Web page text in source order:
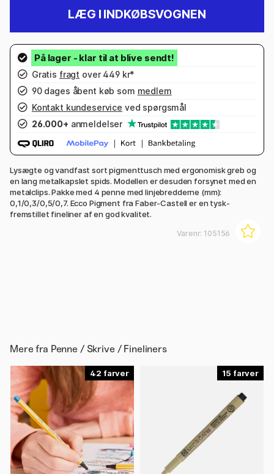
LÆG I INDKØBSVOGNEN
Gratis fragt over 449 kr*
90 dages åbent køb som medlem
Kontakt kundeservice ved spørgsmål
26.000+ anmeldelser
Lysægte og vandfast sort pigmenttusch med ergonomisk greb og
en lang metalkapslet spids. Modellen er desuden forsynet med en
metalclips. Pakke med 4 penne med linjebredderne (mm):
0,1/0,3/0,5/0,7. Ecco Pigment fra Faber-Castell er en tysk-
fremstillet fineliner af en god kvalitet.
Varenr: 105156
Mere fra Penne / Skrive / Fineliners
42 15